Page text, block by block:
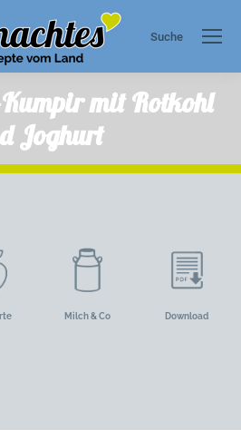
Search:
Suche
mit Rotkohl
Joghurt
Milch & Co Download